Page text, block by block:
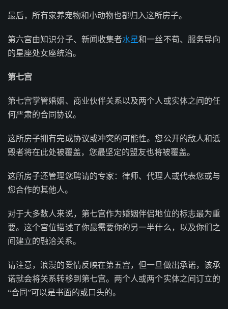
最后，所有家养宠物和小动物也都归入这所房子。
第六宫由知识分子、新闻收集者水星和一丝不苟、服务导向
的星座处女座统治。
第七宫
第七宫掌管婚姻、商业伙伴关系以及两个人或实体之间的任
何严肃的合同协议。
这所房子拥有完成协议或冲突的可能性。您公开的敌人和诋
毁者将在此处被覆盖，您最坚定的盟友也将被覆盖。
这所房子还管理您聘请的专家：律师、代理人或代表您或与
您合作的其他人。
对于大多数人来说，第七宫作为婚姻伴侣地位的标志最为重
要。这个宫位描述了你最需要你的另一半什么，以及你们之
间建立的融洽关系。
请注意，浪漫的爱情反映在第五宫，但一旦做出承诺，该承
诺就会将关系转移到第七宫。两个人或两个实体之间订立的
“合同”可以是书面的或口头的。